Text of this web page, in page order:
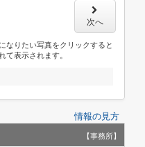
次へ
なりたい写真をクリックすると
て表示されます。
情報の見方
【事務所】